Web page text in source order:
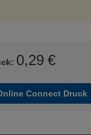
0,29 €
Connect Druck